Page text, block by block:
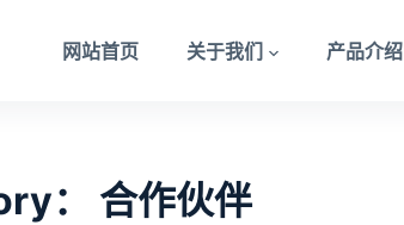
网站首页 关于我们 产品介绍
： 合作伙伴